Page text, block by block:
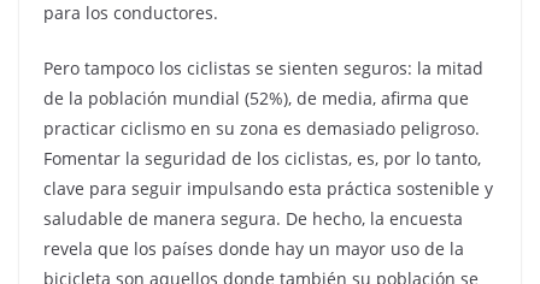
para los conductores.
Pero tampoco los ciclistas se sienten seguros: la mitad
de la población mundial (52%), de media, afirma que
practicar ciclismo en su zona es demasiado peligroso.
Fomentar la seguridad de los ciclistas, es, por lo tanto,
clave para seguir impulsando esta práctica sostenible y
saludable de manera segura. De hecho, la encuesta
revela que los países donde hay un mayor uso de la
bicicleta son aquellos donde también su población se